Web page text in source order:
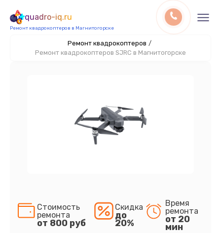
quadro-iq.ru
Ремонт квадрокоптеров в Магнитогорске
Ремонт квадрокоптеров /
Ремонт квадрокоптеров SJRC в Магнитогорске
Стоимость
ремонта
от 800 руб
Скидка
до
20%
Время
ремонта
от 20
мин